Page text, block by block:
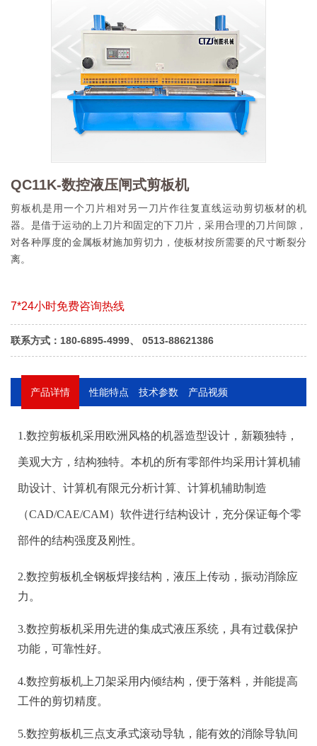
QC11K-数控液压闸式剪板机
剪板机是用一个刀片相对另一刀片作往复直线运动剪切板材的机
器。是借于运动的上刀片和固定的下刀片，采用合理的刀片间隙，
对各种厚度的金属板材施加剪切力，使板材按所需要的尺寸断裂分
离。
7*24小时免费咨询热线
联系方式：180-6895-4999、 0513-88621386
产品详情 性能特点 技术参数 产品视频
剪板机是用一个刀片相对另一刀片作往复直线运动剪切板
材的机器。是借于运动的上刀片和固定的下刀片，采用合
理的刀片间隙，对各种厚度的金属板材施加剪切力，使板
材按所需要的尺寸断裂分离。剪板机属于锻压机械中的一
种，主要作用就是金属加工行业。产品广泛适用于航空、
潢等行业提供所需的专用机械和成套设备。
细节部分
1.数控剪板机采用欧洲风格的机器造型设计，新颖独特，
美观大方，结构独特。本机的所有零部件均采用计算机辅
助设计、计算机有限元分析计算、计算机辅助制造
（CAD/CAE/CAM）软件进行结构设计，充分保证每个零
部件的结构强度及刚性。
2.数控剪板机全钢板焊接结构，液压上传动，振动消除应
力。
3.数控剪板机采用先进的集成式液压系统，具有过载保护
功能，可靠性好。
4.数控剪板机上刀架采用内倾结构，便于落料，并能提高
工件的剪切精度。
5.数控剪板机三点支承式滚动导轨，能有效的消除导轨间